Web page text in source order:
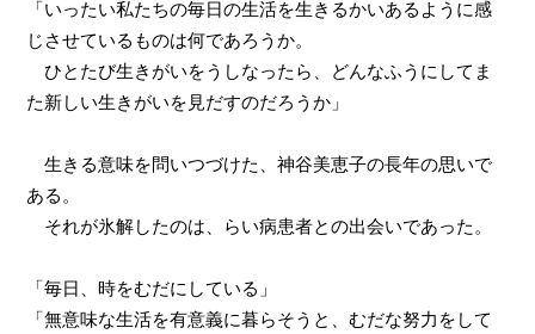
「いったい私たちの毎日の生活を生きるかいあるように感
じさせているものは何であろうか。
ひとたび生きがいをうしなったら、どんなふうにしてま
た新しい生きがいを見だすのだろうか」
生きる意味を問いつづけた、神谷美恵子の長年の思いで
ある。
それが氷解したのは、らい病患者との出会いであった。
「毎日、時をむだにしている」
「無意味な生活を有意義に暮らそうと、むだな努力をして